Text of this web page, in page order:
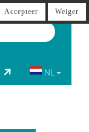
NL
Accepteer Weiger